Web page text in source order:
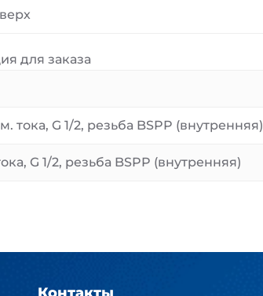
для заказа
тока, G 1/2, резьба BSPP (внутренняя)
G 1/2, резьба BSPP (внутренняя)